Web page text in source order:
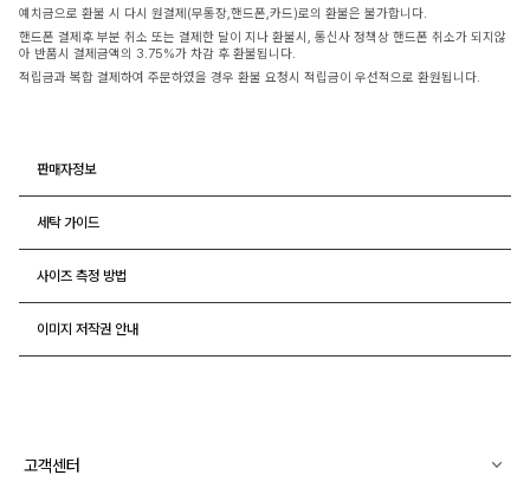
예치금으로 환불 시 다시 원결제(무통장,핸드폰,카드)로의 환불은 불가합니다.
핸드폰 결제후 부분 취소 또는 결제한 달이 지나 환불시, 통신사 정책상 핸드폰 취소가 되지않
아 반품시 결제금액의 3.75%가 차감 후 환불됩니다.
적립금과 복합 결제하여 주문하였을 경우 환불 요청시 적립금이 우선적으로 환원됩니다.
판매자정보
세탁 가이드
사이즈 측정 방법
이미지 저작권 안내
고객센터